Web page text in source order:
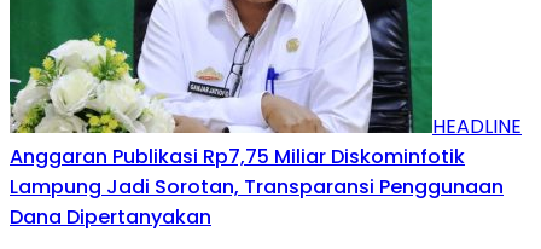
HEADLINE
Anggaran Publikasi Rp7,75 Miliar Diskominfotik
Lampung Jadi Sorotan, Transparansi Penggunaan
Dana Dipertanyakan